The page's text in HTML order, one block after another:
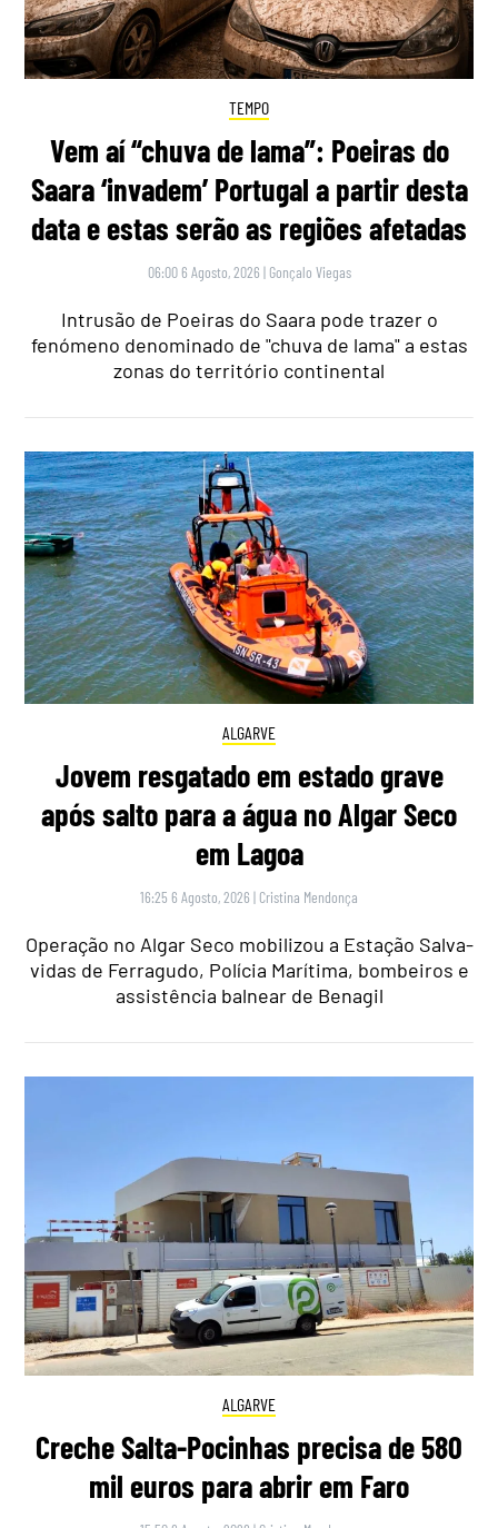
TEMPO
Vem aí “chuva de lama”: Poeiras do
Saara ‘invadem’ Portugal a partir desta
data e estas serão as regiões afetadas
06:00 6 Agosto, 2026 | Gonçalo Viegas
Intrusão de Poeiras do Saara pode trazer o
fenómeno denominado de "chuva de lama" a estas
zonas do território continental
ALGARVE
Jovem resgatado em estado grave
após salto para a água no Algar Seco
em Lagoa
16:25 6 Agosto, 2026 | Cristina Mendonça
Operação no Algar Seco mobilizou a Estação Salva-
vidas de Ferragudo, Polícia Marítima, bombeiros e
assistência balnear de Benagil
ALGARVE
Creche Salta-Pocinhas precisa de 580
mil euros para abrir em Faro